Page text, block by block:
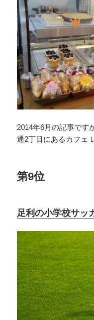
2014年6月の記事です
通2丁目にあるカフェ
第9位
足利の小学校サッ